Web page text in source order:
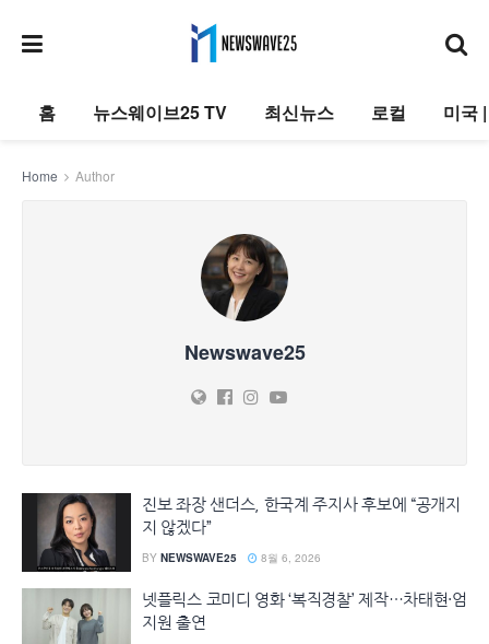
홈 뉴스웨이브25 TV 최신뉴스 로컬 미국
Home Author
Newswave25
진보 좌장 샌더스, 한국계 주지사 후보에 “공개지
지 않겠다”
BY NEWSWAVE25 8월 6, 2026
넷플릭스 코미디 영화 ‘복직경찰’ 제작…차태현·엄
지원 출연